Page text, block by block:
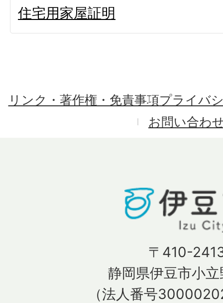
住宅用家屋証明
リンク・著作権・免責事項プライバ
お問い合わ
〒410-
静岡県伊豆市小
（法人番号